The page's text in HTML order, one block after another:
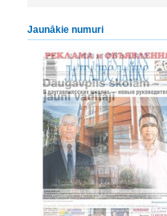
Jaunākie numuri